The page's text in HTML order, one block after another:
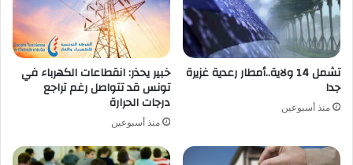
تشمل 14 ولاية..أمطار رعدية غزيرة
جدا
منذ أسبوعين
خبير يحذر: انقطاعات الكهرباء في
تونس قد تتواصل رغم تراجع
درجات الحرارة
منذ أسبوعين